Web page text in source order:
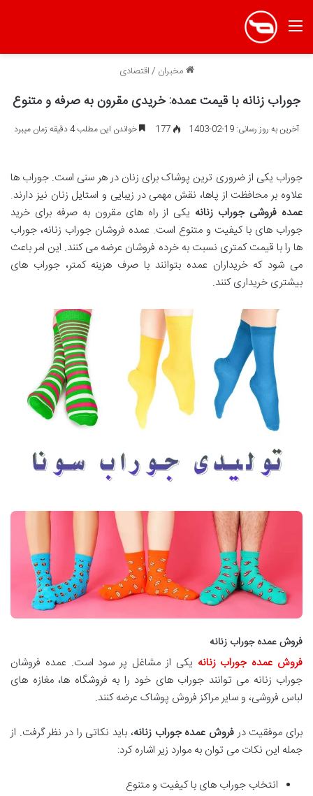
منو
مخبران /اقتصادی
جوراب زنانه با قیمت عمده: خریدی مقرون به صرفه و متنوع
آخرین به روز رسانی: 19-02-1403 177 خواندن این مطلب 4 دقیقه زمان میبرد
جوراب یکی از ضروری ترین پوشاک برای زنان در هر سنی است. جوراب ها
علاوه بر محافظت از پاها، نقش مهمی در زیبایی و استایل زنان نیز دارند.
عمده فروشی جوراب زنانه یکی از راه های مقرون به صرفه برای خرید
جوراب های با کیفیت و متنوع است. عمده فروشان جوراب زنانه، جوراب
ها را با قیمت کمتری نسبت به خرده فروشان عرضه می کنند. این امر باعث
می شود که خریداران عمده بتوانند با صرف هزینه کمتر، جوراب های
بیشتری خریداری کنند.
فروش عمده جوراب زنانه
فروش عمده جوراب زنانه یکی از مشاغل پر سود است. عمده فروشان
جوراب زنانه می توانند جوراب های خود را به فروشگاه ها، مغازه های
لباس فروشی، و سایر مراکز فروش پوشاک عرضه کنند.
برای موفقیت درفروش عمده جوراب زنانه، باید نکاتی را در نظر گرفت. از
جمله این نکات می توان به موارد زیر اشاره کرد:
انتخاب جوراب های با کیفیت و متنوع